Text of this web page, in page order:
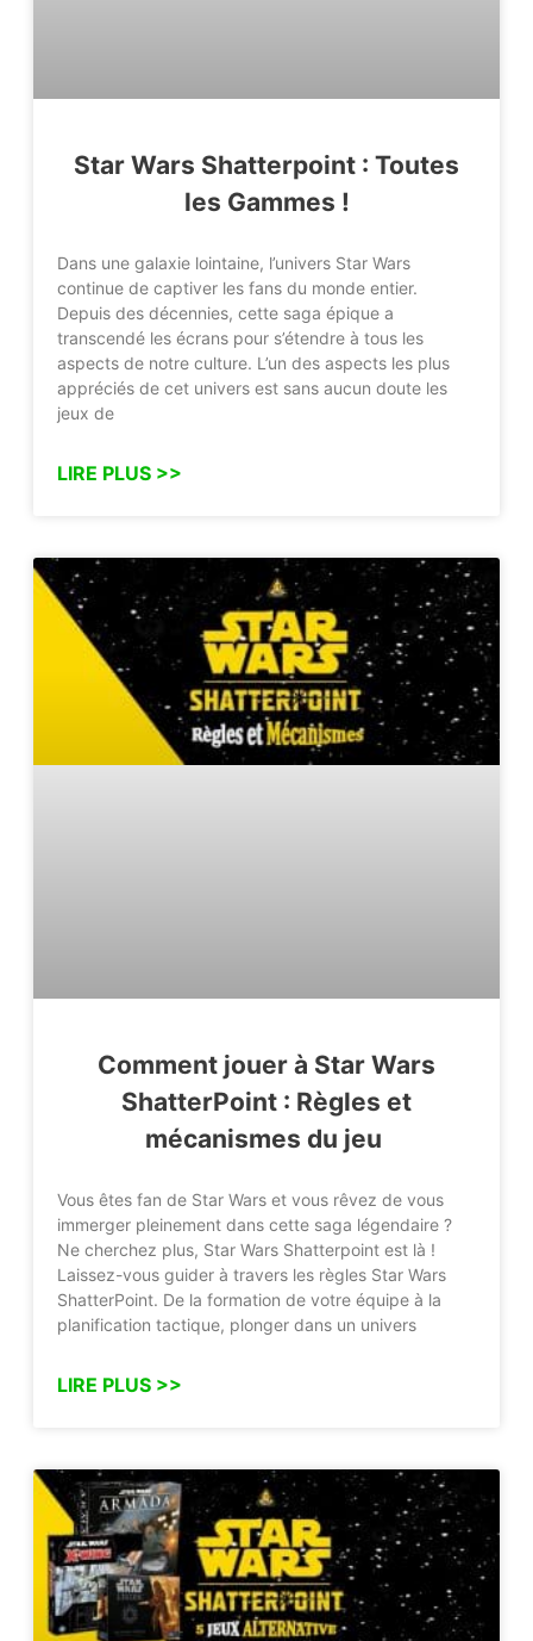
Star Wars Shatterpoint : Toutes
les Gammes !
Dans une galaxie lointaine, l’univers Star Wars
continue de captiver les fans du monde entier.
Depuis des décennies, cette saga épique a
transcendé les écrans pour s’étendre à tous les
aspects de notre culture. L’un des aspects les plus
appréciés de cet univers est sans aucun doute les
jeux de
LIRE PLUS >>
Comment jouer à Star Wars
ShatterPoint : Règles et
mécanismes du jeu
Vous êtes fan de Star Wars et vous rêvez de vous
immerger pleinement dans cette saga légendaire ?
Ne cherchez plus, Star Wars Shatterpoint est là !
Laissez-vous guider à travers les règles Star Wars
ShatterPoint. De la formation de votre équipe à la
planification tactique, plonger dans un univers
LIRE PLUS >>